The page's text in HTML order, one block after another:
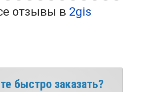
отзывы в 2gis
быстро заказать?